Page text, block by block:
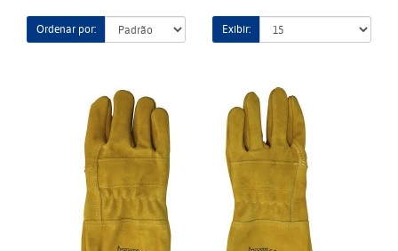
Ordenar por: Exibir: